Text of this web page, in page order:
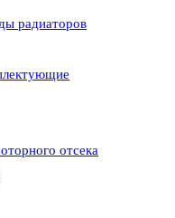
радиаторов
отсека